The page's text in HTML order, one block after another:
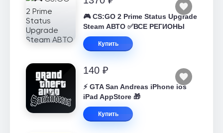
🎮 CS:GO 2 Prime Status Upgrade
Steam АВТО ✅ВСЕ РЕГИОНЫ
Купить
140 ₽
⚡️ GTA San Andreas iPhone ios
iPad AppStore 🎁
Купить